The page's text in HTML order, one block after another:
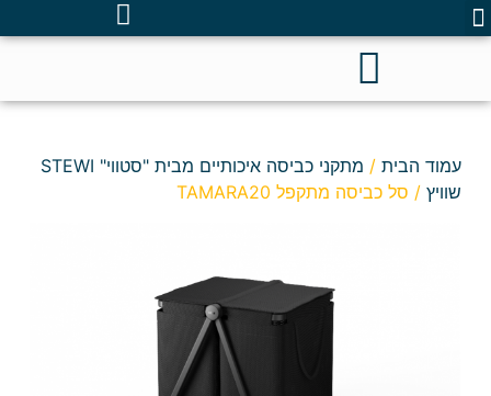
עמוד הבית/
מתקני כביסה איכותיים מבית "סטווי" STEWI
שוויץ/ סל כביסה מתקפל TAMARA20